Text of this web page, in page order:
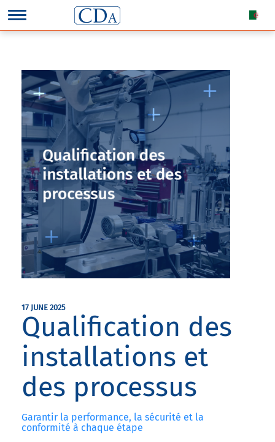
17 JUNE 2025
Qualification des
installations et
des processus
Garantir la performance, la sécurité et la
conformité à chaque étape